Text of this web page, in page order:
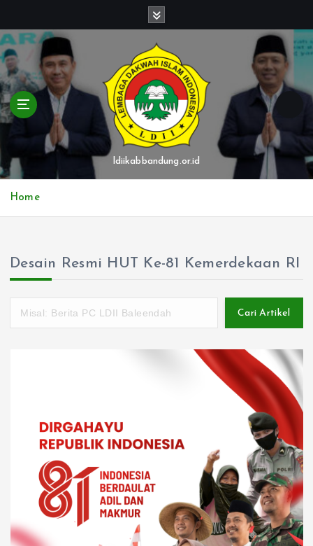
i
p
o
c
o
e
ldiikabbandung.or.id
Home
Desain Resmi HUT Ke-81 Kemerdekaan RI
Cari Artikel